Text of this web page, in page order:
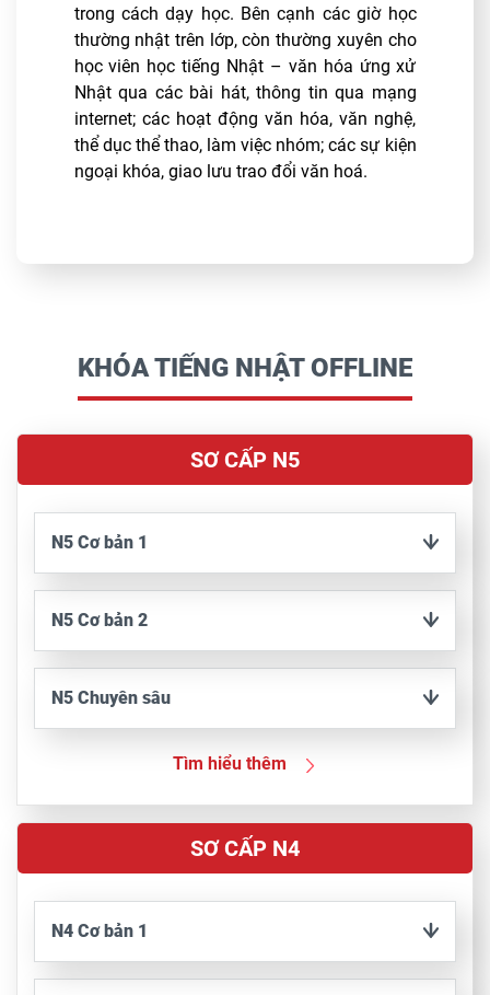
trong cách dạy học. Bên cạnh các giờ học
thường nhật trên lớp, còn thường xuyên cho
học viên học tiếng Nhật – văn hóa ứng xử
Nhật qua các bài hát, thông tin qua mạng
internet; các hoạt động văn hóa, văn nghệ,
thể dục thể thao, làm việc nhóm; các sự kiện
ngoại khóa, giao lưu trao đổi văn hoá.
KHÓA TIẾNG NHẬT OFFLINE
SƠ CẤP N5
N5 Cơ bản 1
N5 Cơ bản 2
N5 Chuyên sâu
Tìm hiểu thêm
SƠ CẤP N4
N4 Cơ bản 1